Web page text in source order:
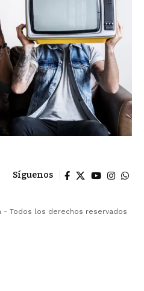
Síguenos
- Todos los derechos reservados